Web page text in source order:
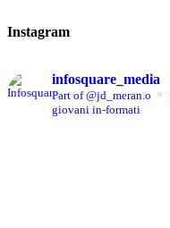
Instagram
infosquare_media
Part of @jd_meran.o
giovani in-formati